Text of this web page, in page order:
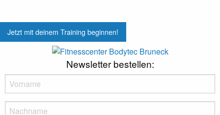
Preisvorteil
Beratung und Betreuung
Fitness Bar & Supplements
+39 0474 41 12 92
info@bodytec.it
Rienzfeld Str. 30, Bruneck
Jetzt mit deinem Training beginnen!
Newsletter bestellen: